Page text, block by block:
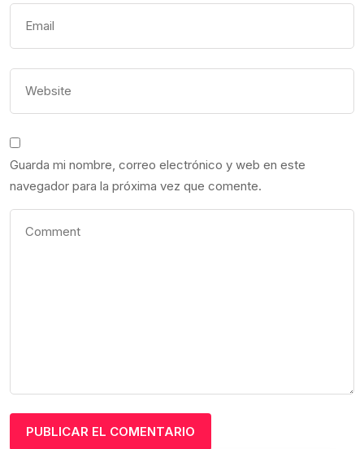
Guarda mi nombre, correo electrónico y web en este
navegador para la próxima vez que comente.